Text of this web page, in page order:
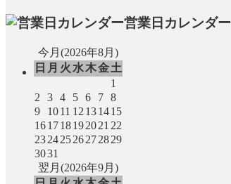
営業日カレンダー
今月(2026年8月)
日 月 火 水木金土
1
2
3 4 5 6 7 8
9
1011 12 131415
161718192021 22
23242526272829
3031
翌月(2026年9月)